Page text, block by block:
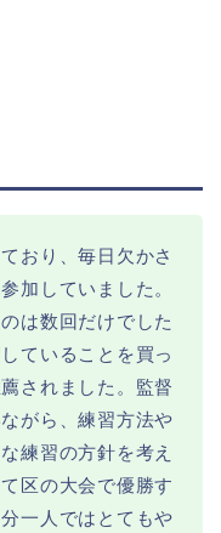
おり、毎日欠かさ
加していました。
は数回だけでした
ていることを買っ
されました。監督
がら、練習方法や
練習の方針を考え
区の大会で優勝す
一人ではとてもや